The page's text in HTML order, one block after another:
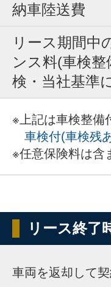
納車陸送費
リース期間中
ンス料(車検整
検・当社基準
※上記は車検整備
車検付(車検残
※任意保険料は含
リース終了
車両を返却して